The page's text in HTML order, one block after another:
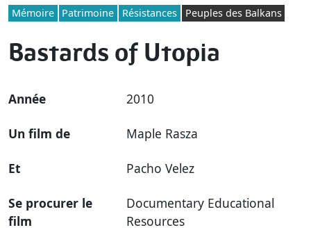
Mémoire Patrimoine Résistances Peuples des Balkans
Bastards of Utopia
Année 2010
Un film de Maple Rasza
Et Pacho Velez
Se procurer le
film
Documentary Educational
Resources